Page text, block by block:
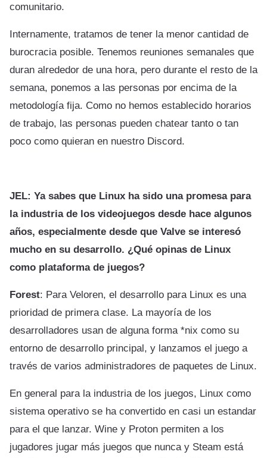
comunitario.
Internamente, tratamos de tener la menor cantidad de
burocracia posible. Tenemos reuniones semanales que
duran alrededor de una hora, pero durante el resto de la
semana, ponemos a las personas por encima de la
metodología fija. Como no hemos establecido horarios
de trabajo, las personas pueden chatear tanto o tan
poco como quieran en nuestro Discord.
JEL: Ya sabes que Linux ha sido una promesa para
la industria de los videojuegos desde hace algunos
años, especialmente desde que Valve se interesó
mucho en su desarrollo. ¿Qué opinas de Linux
como plataforma de juegos?
Forest: Para Veloren, el desarrollo para Linux es una
prioridad de primera clase. La mayoría de los
desarrolladores usan de alguna forma *nix como su
entorno de desarrollo principal, y lanzamos el juego a
través de varios administradores de paquetes de Linux.
En general para la industria de los juegos, Linux como
sistema operativo se ha convertido en casi un estandar
para el que lanzar. Wine y Proton permiten a los
jugadores jugar más juegos que nunca y Steam está